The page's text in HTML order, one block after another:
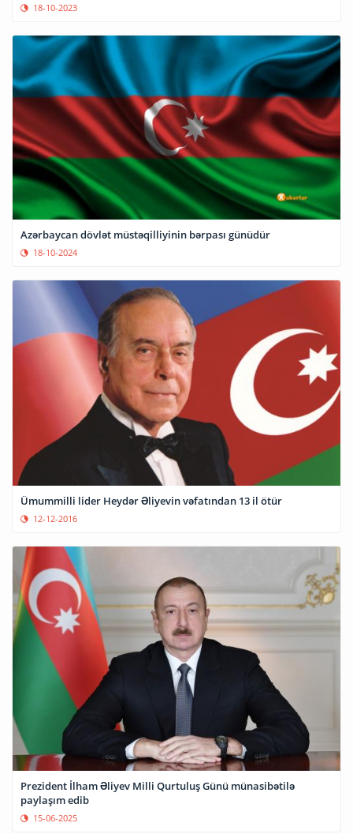
18-10-2023
Azərbaycan dövlət müstəqilliyinin bərpası günüdür
18-10-2024
Ümummilli lider Heydər Əliyevin vəfatından 13 il ötür
12-12-2016
Prezident İlham Əliyev Milli Qurtuluş Günü münasibətilə
paylaşım edib
15-06-2025